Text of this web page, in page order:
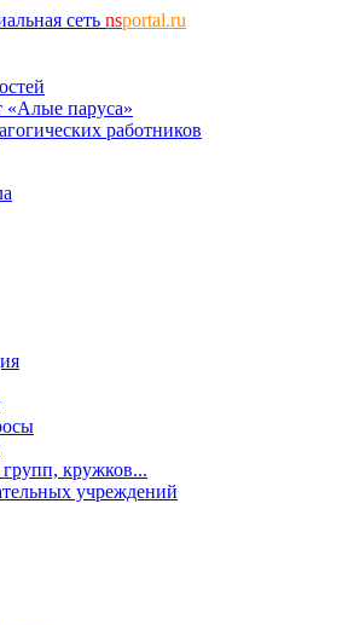
сеть nsportal.ru
«Алые паруса»
работников
кружков...
учреждений